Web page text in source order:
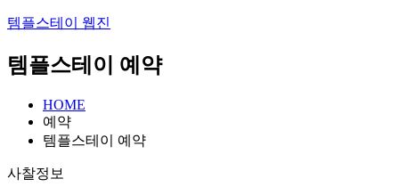
템플스테이 웹진
템플스테이 예약
HOME
예약
템플스테이 예약
사찰정보